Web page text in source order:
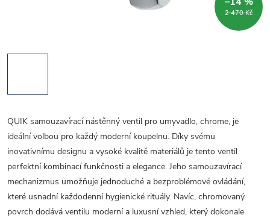
2 470 Kč
QUIK samouzavírací nástěnný ventil pro umyvadlo, chrome, je
ideální volbou pro každý moderní koupelnu. Díky svému
inovativnímu designu a vysoké kvalitě materiálů je tento ventil
perfektní kombinací funkčnosti a elegance. Jeho samouzavírací
mechanizmus umožňuje jednoduché a bezproblémové ovládání,
které usnadní každodenní hygienické rituály. Navíc, chromovaný
povrch dodává ventilu moderní a luxusní vzhled, který dokonale